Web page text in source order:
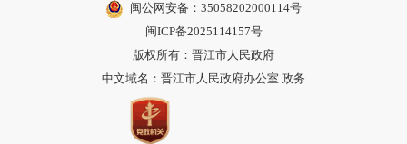
闽公网安备：35058202000114号
闽ICP备2025114157号
版权所有：晋江市人民政府
中文域名：晋江市人民政府办公室.政务